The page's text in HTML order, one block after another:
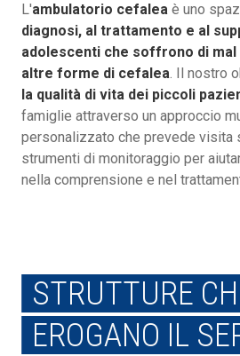
L'ambulatorio cefalea è uno
diagnosi, al trattamento e al
adolescenti che soffrono di
altre forme di cefalea. Il nostro
la qualità di vita dei piccoli
famiglie attraverso un approccio
personalizzato che prevede visita
strumenti di monitoraggio per
nella comprensione e nel
STRUTTURE
EROGANO IL